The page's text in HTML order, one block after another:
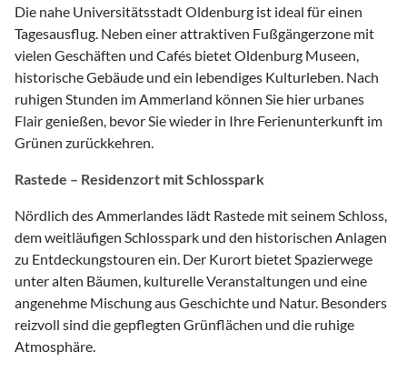
Die nahe Universitätsstadt Oldenburg ist ideal für einen
Tagesausflug. Neben einer attraktiven Fußgängerzone mit
vielen Geschäften und Cafés bietet Oldenburg Museen,
historische Gebäude und ein lebendiges Kulturleben. Nach
ruhigen Stunden im Ammerland können Sie hier urbanes
Flair genießen, bevor Sie wieder in Ihre Ferienunterkunft im
Grünen zurückkehren.
Rastede – Residenzort mit Schlosspark
Nördlich des Ammerlandes lädt Rastede mit seinem Schloss,
dem weitläufigen Schlosspark und den historischen Anlagen
zu Entdeckungstouren ein. Der Kurort bietet Spazierwege
unter alten Bäumen, kulturelle Veranstaltungen und eine
angenehme Mischung aus Geschichte und Natur. Besonders
reizvoll sind die gepflegten Grünflächen und die ruhige
Atmosphäre.